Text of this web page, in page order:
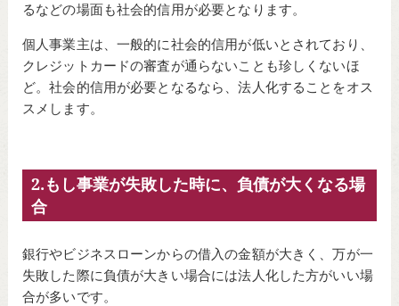
るなどの場面も社会的信用が必要となります。
個人事業主は、一般的に社会的信用が低いとされており、
クレジットカードの審査が通らないことも珍しくないほ
ど。社会的信用が必要となるなら、法人化することをオス
スメします。
2.もし事業が失敗した時に、負債が大くなる場
合
銀行やビジネスローンからの借入の金額が大きく、万が一
失敗した際に負債が大きい場合には法人化した方がいい場
合が多いです。